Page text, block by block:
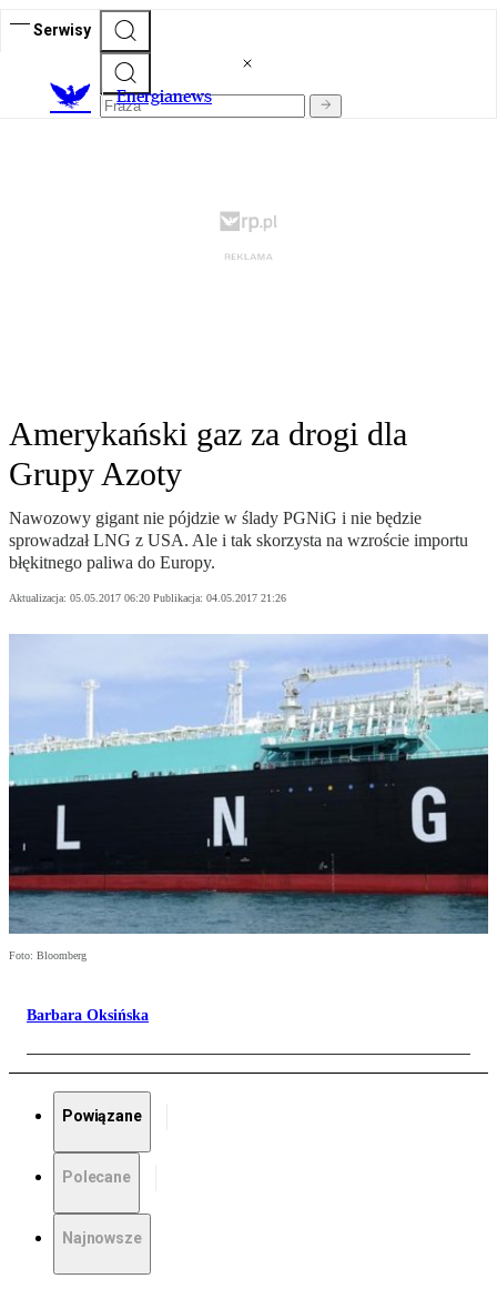
Serwisy
Energianews
Amerykański gaz za drogi dla
Grupy Azoty
Nawozowy gigant nie pójdzie w ślady PGNiG i nie będzie
sprowadzał LNG z USA. Ale i tak skorzysta na wzroście importu
błękitnego paliwa do Europy.
Aktualizacja: 05.05.2017 06:20 Publikacja: 04.05.2017 21:26
Foto: Bloomberg
Barbara Oksińska
Powiązane
Polecane
Najnowsze